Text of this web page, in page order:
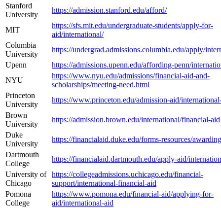
Stanford
University
https://admission.stanford.edu/afford/
MIT
https://sfs.mit.edu/undergraduate-students/apply-for-
aid/international/
Columbia
University
https://undergrad.admissions.columbia.edu/apply/
Upenn
https://admissions.upenn.edu/affording-penn/
NYU
https://www.nyu.edu/admissions/financial-aid-and-
scholarships/meeting-need.html
Princeton
University
https://www.princeton.edu/admission-aid/
Brown
University
https://admission.brown.edu/international/financial-aid
Duke
University
https://financialaid.duke.edu/forms-resources/
Dartmouth
College
https://financialaid.dartmouth.edu/apply-aid/
University of
Chicago
https://collegeadmissions.uchicago.edu/financial-
support/international-financial-aid
Pomona
College
https://www.pomona.edu/financial-aid/applying-for-
aid/international-aid